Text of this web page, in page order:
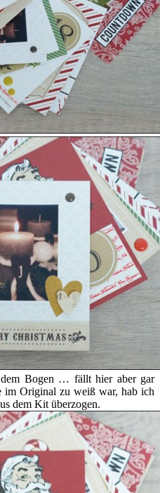
Bogen … fällt hier aber gar
Original zu weiß war, hab ich
dem Kit überzogen.